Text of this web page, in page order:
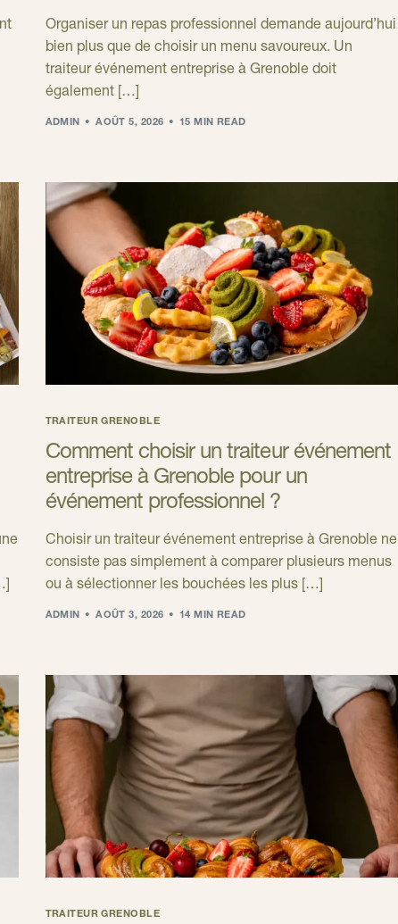
Organiser un repas professionnel demande aujourd’hui
bien plus que de choisir un menu savoureux. Un
traiteur événement entreprise à Grenoble doit
également […]
ADMIN AOÛT 5, 2026 15 MIN READ
TRAITEUR GRENOBLE
Comment choisir un traiteur événement
entreprise à Grenoble pour un
événement professionnel ?
Choisir un traiteur événement entreprise à Grenoble ne
consiste pas simplement à comparer plusieurs menus
ou à sélectionner les bouchées les plus […]
ADMIN AOÛT 3, 2026 14 MIN READ
TRAITEUR GRENOBLE